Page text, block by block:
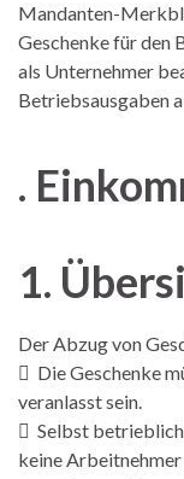
Mandanten-
Geschenke für den
als Unternehmer
Betriebsausgaben
.
1.
Der Abzug von
 Die Geschenke
veranlasst sein.
 Selbst betrieblich
keine